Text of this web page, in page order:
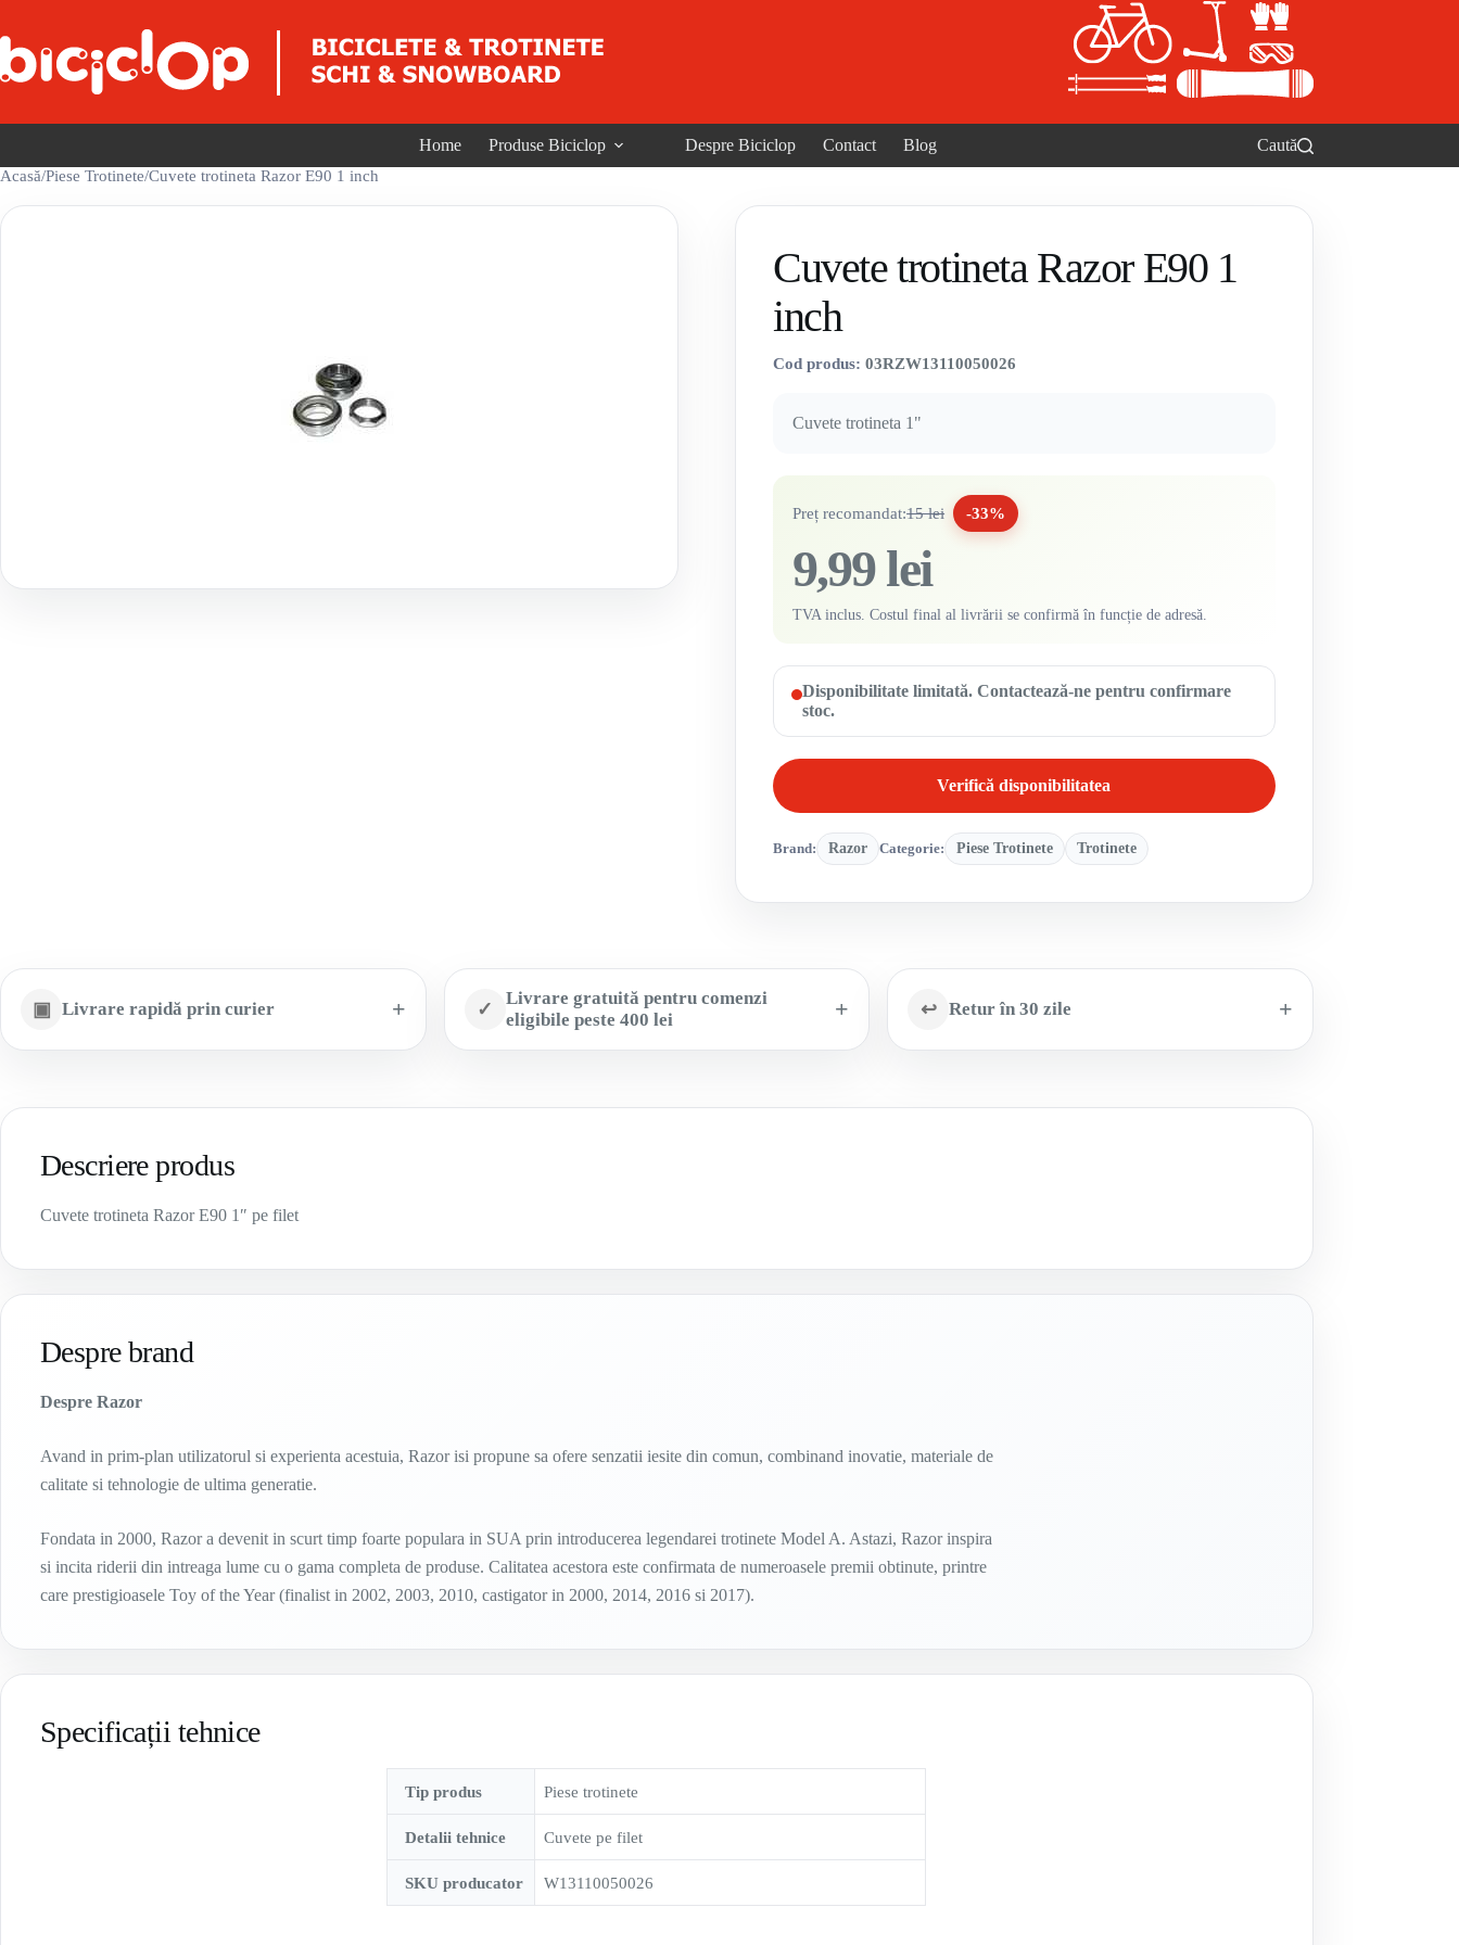
Home Produse Biciclop Despre Biciclop Contact Blog Caută
Acasă/Piese Trotinete/Cuvete trotineta Razor E90 1 inch
Cuvete trotineta Razor E90 1
inch
Cod produs: 03RZW13110050026
Cuvete trotineta 1"
Preț recomandat:15 lei -33%
9,99 lei
TVA inclus. Costul final al livrării se confirmă în funcție de adresă.
Disponibilitate limitată. Contactează-ne pentru confirmare
stoc.
Verifică disponibilitatea
Brand: Razor Categorie: Piese Trotinete Trotinete
▣ Livrare rapidă prin curier ✓
Livrare gratuită pentru comenzi
eligibile peste 400 lei
↩ Retur în 30 zile
Descriere produs
Cuvete trotineta Razor E90 1″ pe filet
Despre brand
Despre Razor
Avand in prim-plan utilizatorul si experienta acestuia, Razor isi propune sa ofere senzatii iesite din comun, combinand inovatie, materiale de
calitate si tehnologie de ultima generatie.
Fondata in 2000, Razor a devenit in scurt timp foarte populara in SUA prin introducerea legendarei trotinete Model A. Astazi, Razor inspira
si incita riderii din intreaga lume cu o gama completa de produse. Calitatea acestora este confirmata de numeroasele premii obtinute, printre
care prestigioasele Toy of the Year (finalist in 2002, 2003, 2010, castigator in 2000, 2014, 2016 si 2017).
Specificații tehnice
Tip produs Piese trotinete
Detalii tehnice Cuvete pe filet
SKU producator W13110050026